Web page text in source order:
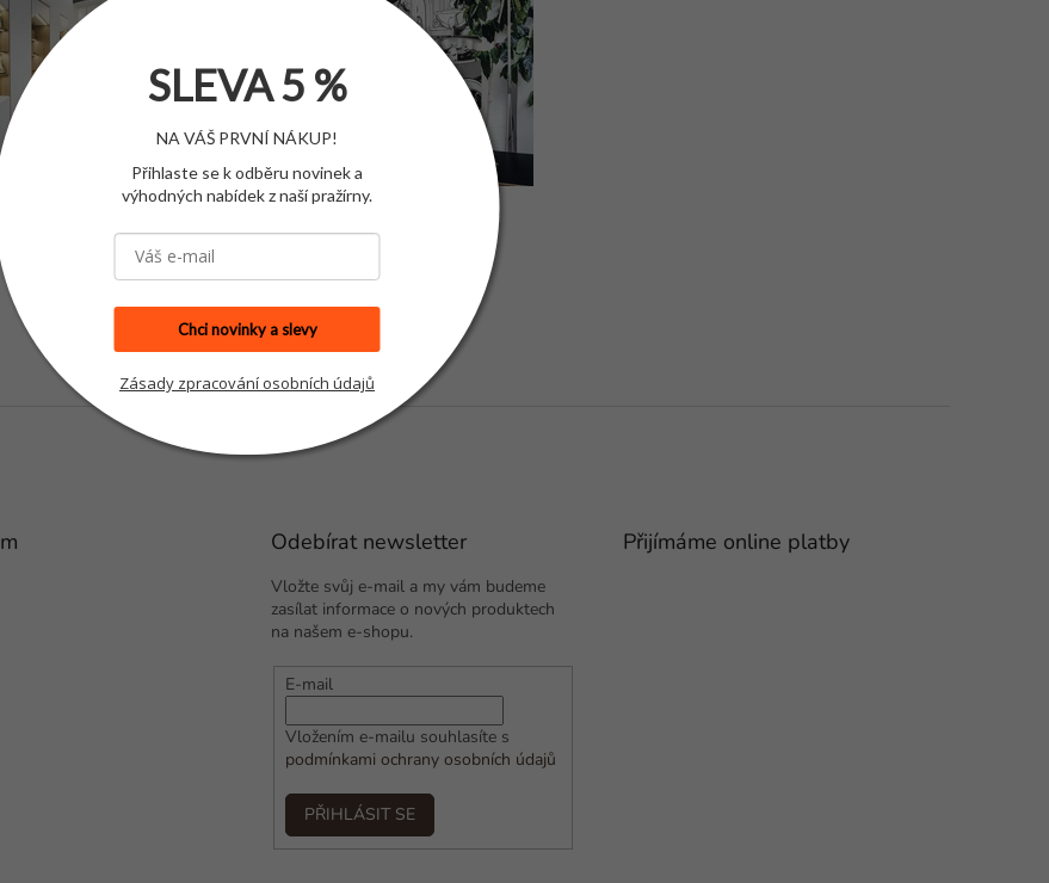
PŘEDCHOZÍ ČLÁNEK DALŠÍ ČLÁNEK
Odebírat newsletter
Vložte svůj e-mail a my vám budeme
zasílat informace o nových produktech
na našem e-shopu.
E-mail
Vložením e-mailu souhlasíte s
podmínkami ochrany osobních údajů
PŘIHLÁSIT SE
Přijímáme online platby
SLEVA 5 %
NA VÁŠ PRVNÍ NÁKUP!
Přihlaste se k odběru novinek a
výhodných nabídek z naší pražírny.
Chci novinky a slevy
Zásady zpracování osobních údajů